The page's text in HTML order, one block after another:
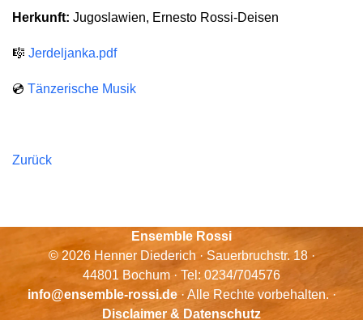
Herkunft: Jugoslawien, Ernesto Rossi-Deisen
🎼 Jerdeljanka.pdf
💿 Tänzerische Musik
Zurück
Ensemble Rossi
© 2026 Henner Diederich · Sauerbruchstr. 18 ·
44801 Bochum · Tel: 0234/704576
info@ensemble-rossi.de· Alle Rechte vorbehalten. ·
Disclaimer & Datenschutz